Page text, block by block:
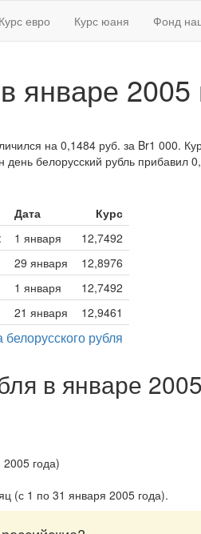
Курс евро Курс юаня Фонд
январе 2005
на 0,1484 руб. за Br1 000.
белорусский рубль прибавил
Дата
Курс
1 января
12,7492
29 января
12,8976
1 января
12,7492
21 января 12,9461
рубля
в январе
(с 1 по 31 января 2005 года).